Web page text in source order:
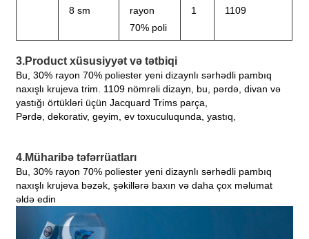
8 sm
rayon
70% poli
1 1109
3.Product xüsusiyyət və tətbiqi
Bu, 30% rayon 70% poliester yeni dizaynlı sərhədli pambıq
naxışlı krujeva trim. 1109 nömrəli dizayn, bu, pərdə, divan və
yastığı örtükləri üçün Jacquard Trims parça,
Pərdə, dekorativ, geyim, ev toxuculuqunda, yastıq,
4.Müharibə təfərrüatları
Bu, 30% rayon 70% poliester yeni dizaynlı sərhədli pambıq
naxışlı krujeva bəzək, şəkillərə baxın və daha çox məlumat
əldə edin